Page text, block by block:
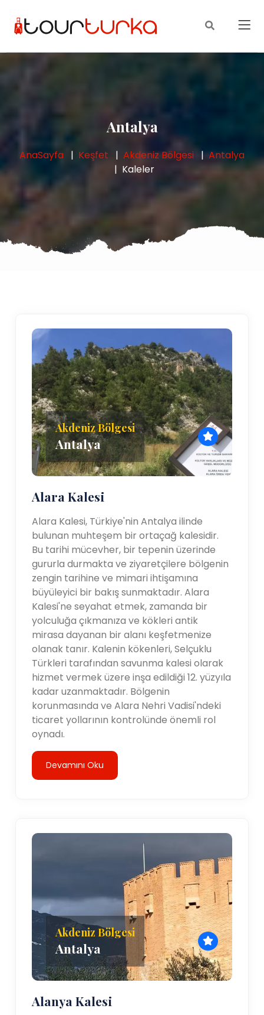
Antalya
AnaSayfa Keşfet Akdeniz Bölgesi
Antalya
Kaleler
Akdeniz Bölgesi
Antalya
Alara Kalesi
Alara Kalesi, Türkiye'nin Antalya ilinde
bulunan muhteşem bir ortaçağ kalesidir.
Bu tarihi mücevher, bir tepenin üzerinde
gururla durmakta ve ziyaretçilere bölgenin
zengin tarihine ve mimari ihtişamına
büyüleyici bir bakış sunmaktadır. Alara
Kalesi'ne seyahat etmek, zamanda bir
yolculuğa çıkmanıza ve kökleri antik
mirasa dayanan bir alanı keşfetmenize
olanak tanır. Kalenin kökenleri, Selçuklu
Türkleri tarafından savunma kalesi olarak
hizmet vermek üzere inşa edildiği 12. yüzyıla
kadar uzanmaktadır. Bölgenin
korunmasında ve Alara Nehri Vadisi'ndeki
ticaret yollarının kontrolünde önemli rol
oynadı.
Devamını Oku
Akdeniz Bölgesi
Antalya
Alanya Kalesi